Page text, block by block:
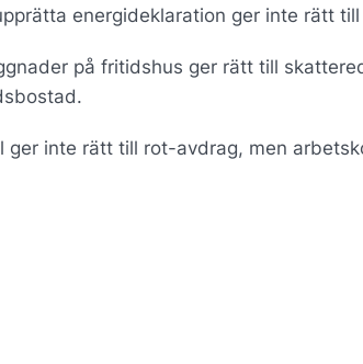
energideklaration ger inte rätt
på fritidshus ger rätt till
ger inte rätt till rot-avdrag, men